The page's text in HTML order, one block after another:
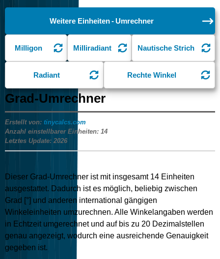
Grad-Umrechner
Erstellt von: tinycalcs.com
Anzahl einstellbarer Einheiten: 14
Letztes Update: 2026
Dieser Grad-Umrechner ist mit insgesamt 14 Einheiten
ausgestattet. Dadurch ist es möglich, beliebig zwischen
Grad [°] und anderen international gängigen
Winkeleinheiten umzurechnen. Alle Winkelangaben werden
in Echtzeit umgerechnet und auf bis zu 20 Dezimalstellen
genau angezeigt, wodurch eine ausreichende Genauigkeit
gegeben ist.
Weitere Einheiten - Umrechner
Milligon Milliradiant Nautische Strich
Radiant Rechte Winkel